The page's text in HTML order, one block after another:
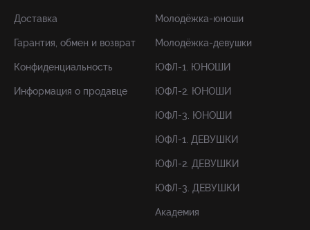
Доставка
Гарантия, обмен и возврат
Конфиденциальность
Информация о продавце
Молодёжка-юноши
Молодёжка-девушки
ЮФЛ-1. ЮНОШИ
ЮФЛ-2. ЮНОШИ
ЮФЛ-3. ЮНОШИ
ЮФЛ-1. ДЕВУШКИ
ЮФЛ-2. ДЕВУШКИ
ЮФЛ-3. ДЕВУШКИ
Академия